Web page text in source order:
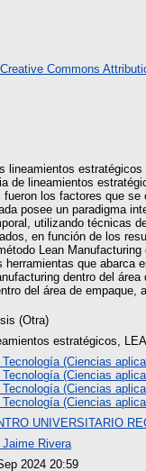
Creative Commons
lineamientos
de lineamientos
los factores que
posee un paradigma
utilizando técnicas
en función de los
Lean
que abarca
dentro del
del área de empaque,
(Otra)
estratégicos,
Tecnología (Ciencias
Tecnología (Ciencias
Tecnología (Ciencias
Tecnología (Ciencias
UNIVERSITARIO
Jaime Rivera
2024 20:59